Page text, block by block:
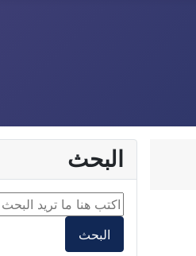
البحث
البحث داخل الموقع2
البحث